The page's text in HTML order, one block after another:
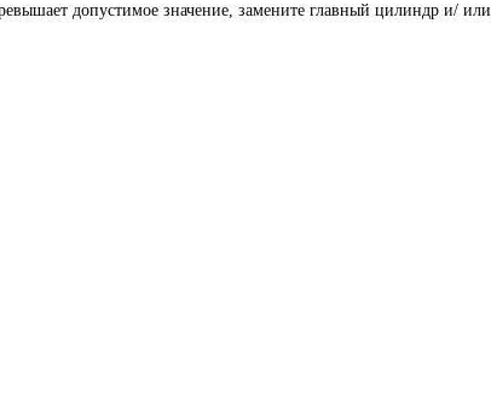
допустимое значение, замените главный цилиндр и/ или